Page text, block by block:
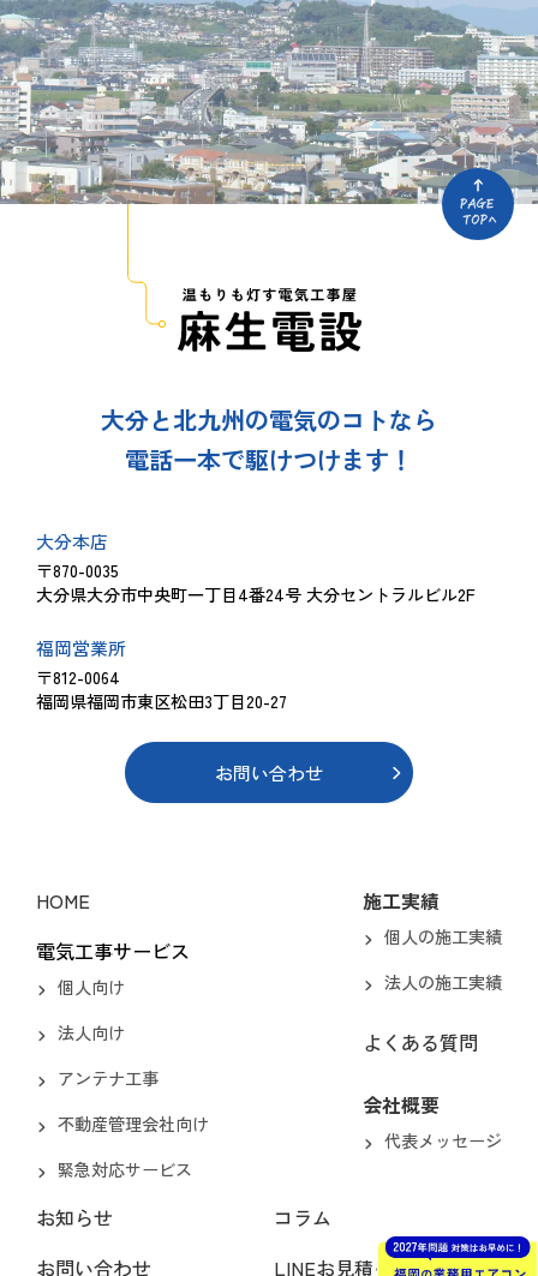
大分と北九州の電気のコトなら
電話一本で駆けつけます！
大分本店
〒870-0035
大分県大分市中央町一丁目4番24号 大分セントラルビル2F
福岡営業所
〒812-0064
福岡県福岡市東区松田3丁目20-27
お問い合わせ
HOME
電気工事サービス
個人向け
法人向け
アンテナ工事
不動産管理会社向け
緊急対応サービス
施工実績
個人の施工実績
法人の施工実績
よくある質問
会社概要
代表メッセージ
お知らせ
コラム
お問い合わせ
LINEお見積もり